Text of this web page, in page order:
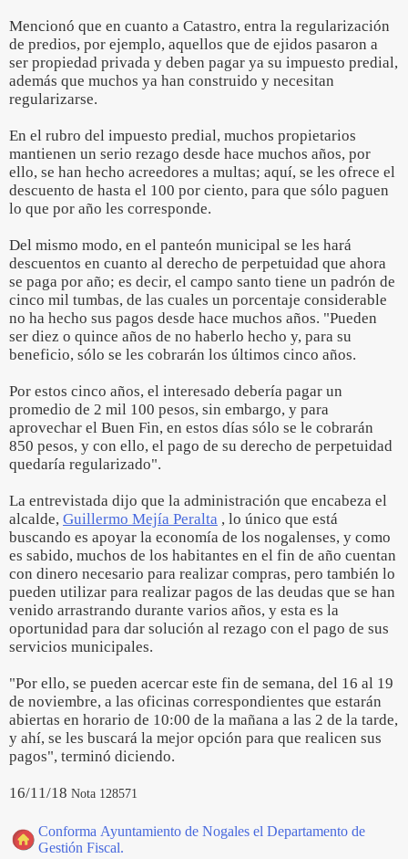
Mencionó que en cuanto a Catastro, entra la regularización
de predios, por ejemplo, aquellos que de ejidos pasaron a
ser propiedad privada y deben pagar ya su impuesto predial,
además que muchos ya han construido y necesitan
regularizarse.
En el rubro del impuesto predial, muchos propietarios
mantienen un serio rezago desde hace muchos años, por
ello, se han hecho acreedores a multas; aquí, se les ofrece el
descuento de hasta el 100 por ciento, para que sólo paguen
lo que por año les corresponde.
Del mismo modo, en el panteón municipal se les hará
descuentos en cuanto al derecho de perpetuidad que ahora
se paga por año; es decir, el campo santo tiene un padrón de
cinco mil tumbas, de las cuales un porcentaje considerable
no ha hecho sus pagos desde hace muchos años. "Pueden
ser diez o quince años de no haberlo hecho y, para su
beneficio, sólo se les cobrarán los últimos cinco años.
Por estos cinco años, el interesado debería pagar un
promedio de 2 mil 100 pesos, sin embargo, y para
aprovechar el Buen Fin, en estos días sólo se le cobrarán
850 pesos, y con ello, el pago de su derecho de perpetuidad
quedaría regularizado".
La entrevistada dijo que la administración que encabeza el
alcalde, Guillermo Mejía Peralta , lo único que está
buscando es apoyar la economía de los nogalenses, y como
es sabido, muchos de los habitantes en el fin de año cuentan
con dinero necesario para realizar compras, pero también lo
pueden utilizar para realizar pagos de las deudas que se han
venido arrastrando durante varios años, y esta es la
oportunidad para dar solución al rezago con el pago de sus
servicios municipales.
"Por ello, se pueden acercar este fin de semana, del 16 al 19
de noviembre, a las oficinas correspondientes que estarán
abiertas en horario de 10:00 de la mañana a las 2 de la tarde,
y ahí, se les buscará la mejor opción para que realicen sus
pagos", terminó diciendo.
16/11/18 Nota 128571
Conforma Ayuntamiento de Nogales el Departamento de
Gestión Fiscal.